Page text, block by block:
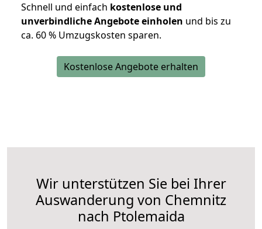
Schnell und einfach kostenlose und
unverbindliche Angebote einholen und bis zu
ca. 60 % Umzugskosten sparen.
Kostenlose Angebote erhalten
Wir unterstützen Sie bei Ihrer
Auswanderung von Chemnitz
nach Ptolemaida